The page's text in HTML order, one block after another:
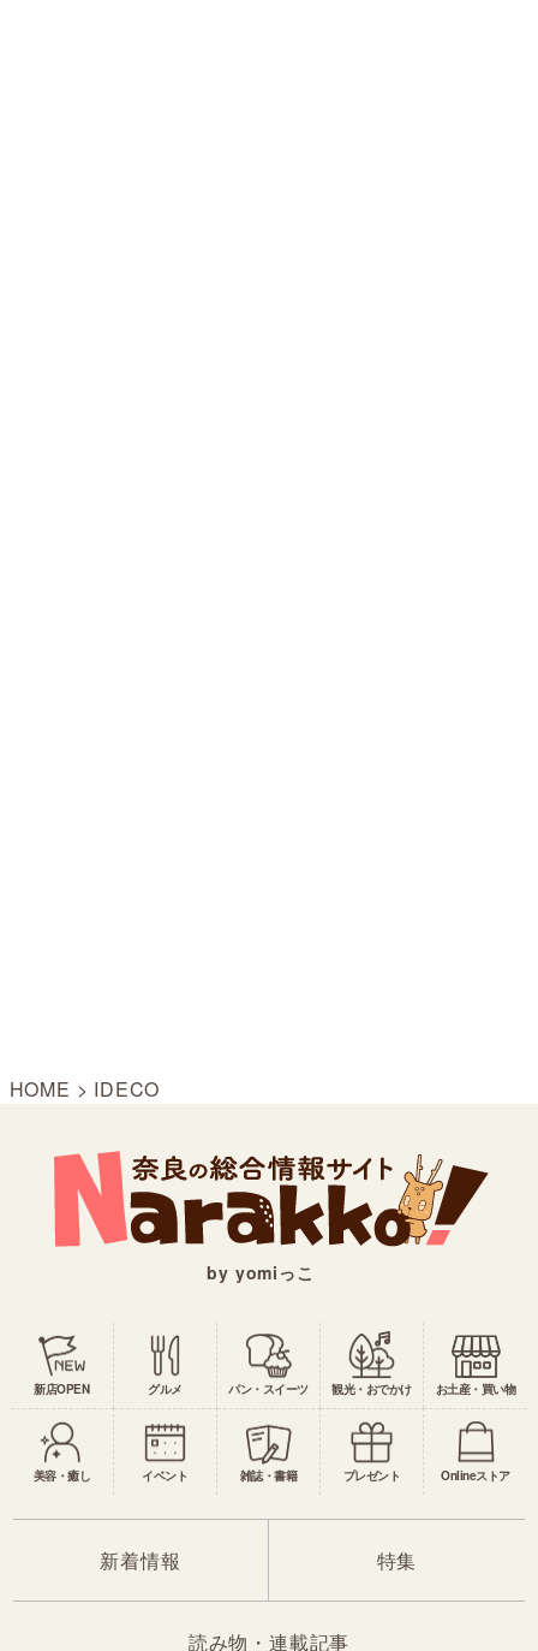
HOME > IDECO
by yomiっこ
新店OPEN グルメ パン・スイーツ 観光・おでかけ お土産・買い物
美容・癒し イベント 雑誌・書籍 プレゼント Onlineストア
新着情報 特集
読み物・連載記事